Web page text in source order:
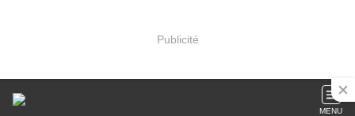
Publicité
MENU